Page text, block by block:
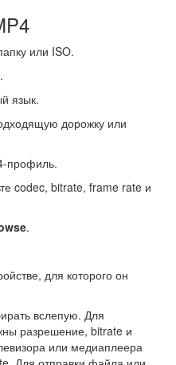
или ISO.
язык.
дорожку или
профиль.
codec, bitrate, frame rate и
.
для которого он
вслепую. Для
разрешение, bitrate и
или медиаплеера